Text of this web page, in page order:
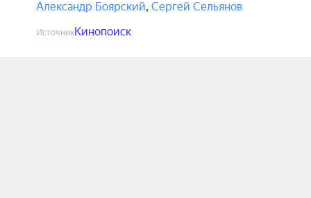
Александр Боярский, Сергей Сельянов
ИсточникКинопоиск